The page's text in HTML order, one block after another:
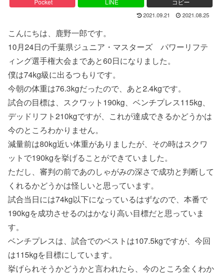
2021.09.21 2021.08.25
こんにちは、鹿野一郎です。
10月24日の千葉県ジュニア・マスターズ パワーリフテ
ィング選手権大会まであと60日になりました。
僕は74kg級に出るつもりです。
今朝の体重は76.3kgだったので、あと2.4kgです。
試合の目標は、スクワット190kg、ベンチプレス115kg、
デッドリフト210kgですが、これが達成できるかどうかは
今のところわかりません。
減量前は80kg近い体重がありましたが、その時はスクワ
ットで190kgを挙げることができていました。
ただし、審判の前であのしゃがみの深さで成功と判断して
くれるかどうかは怪しいと思っています。
試合当日には74kg以下になっているはずなので、本番で
190kgを成功させるのはかなり高い目標だと思っていま
す。
ベンチプレスは、試合でのベストは107.5kgですが、今回
は115kgを目標にしています。
挙げられそうかどうかと言われたら、今のところ全くわか